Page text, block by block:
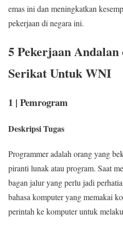
emas ini dan meningkatkan
pekerjaan di negara ini.
5 Pekerjaan
Serikat Untuk WNI
1 | Pemrogram
Deskripsi Tugas
Programmer adalah orang yang
piranti lunak atau program. Saat
bagan jalur yang perlu jadi
bahasa komputer yang memakai
perintah ke komputer untuk